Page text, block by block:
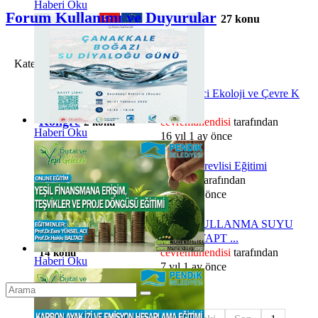
Haberi Oku
Haberi Oku
Haberi Oku
Forum Kullanımı ve Duyurular 27 konu
Kategori Son ileti
Sempozyum &
Kongre 2 konu
II. Öğrenci Ekoloji ve Çevre K
cevremuhendisi tarafından
16 yıl 1 ay önce
Eğitim Duyuruları
5 konu
Çevre Görevlisi Eğitimi
selinliklitarafından
9 yıl 4 ay önce
İhale Duyuruları
14 konu
İÇME-KULLANMA SUYU
İŞLERİ YAPT ...
cevremuhendisi tarafından
7 yıl 1 ay önce